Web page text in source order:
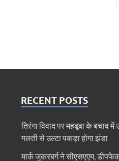
RECENT POSTS
तिरंगा विवाद पर महबूबा के बचाव
गलती से उल्टा पकड़ा होगा झंडा
मार्क जुकरबर्ग ने सीएसएएम,